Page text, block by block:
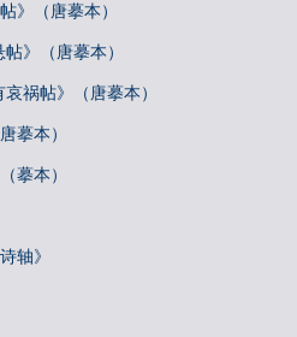
》（唐摹本）
》（唐摹本）
祸帖》（唐摹本）
摹本）
摹本）
轴》